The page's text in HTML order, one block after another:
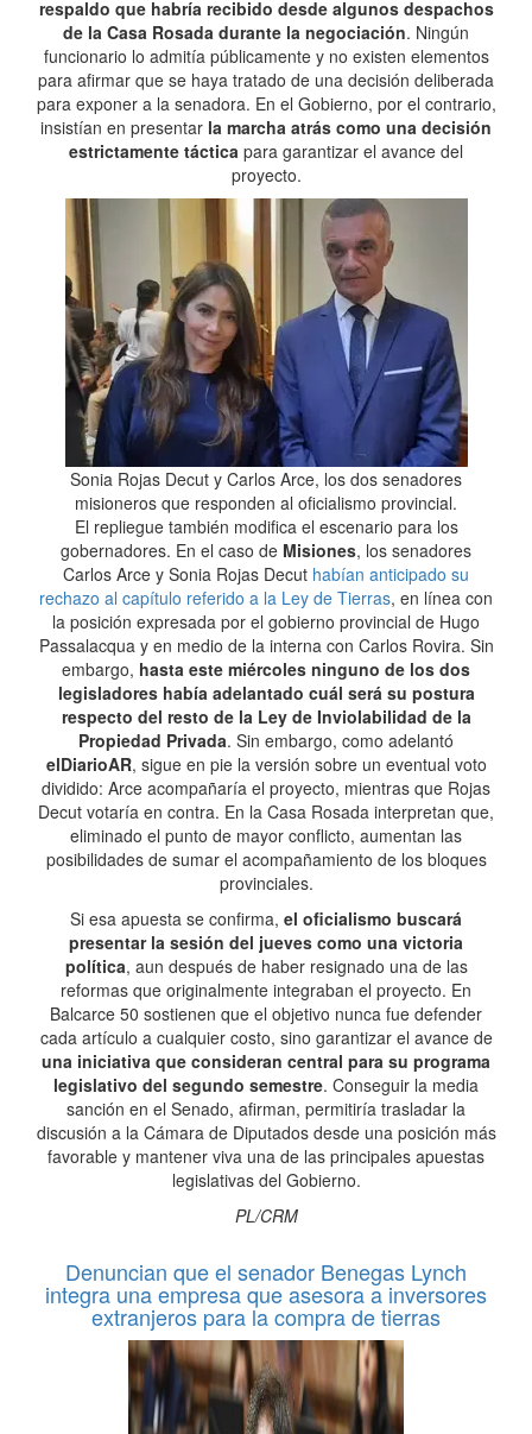
respaldo que habría recibido desde algunos despachos
de la Casa Rosada durante la negociación. Ningún
funcionario lo admitía públicamente y no existen elementos
para afirmar que se haya tratado de una decisión deliberada
para exponer a la senadora. En el Gobierno, por el contrario,
insistían en presentar la marcha atrás como una decisión
estrictamente táctica para garantizar el avance del
proyecto.
Sonia Rojas Decut y Carlos Arce, los dos senadores
misioneros que responden al oficialismo provincial.
El repliegue también modifica el escenario para los
gobernadores. En el caso de Misiones, los senadores
Carlos Arce y Sonia Rojas Decut habían anticipado su
rechazo al capítulo referido a la Ley de Tierras, en línea con
la posición expresada por el gobierno provincial de Hugo
Passalacqua y en medio de la interna con Carlos Rovira. Sin
embargo, hasta este miércoles ninguno de los dos
legisladores había adelantado cuál será su postura
respecto del resto de la Ley de Inviolabilidad de la
Propiedad Privada. Sin embargo, como adelantó
elDiarioAR, sigue en pie la versión sobre un eventual voto
dividido: Arce acompañaría el proyecto, mientras que Rojas
Decut votaría en contra. En la Casa Rosada interpretan que,
eliminado el punto de mayor conflicto, aumentan las
posibilidades de sumar el acompañamiento de los bloques
provinciales.
Si esa apuesta se confirma, el oficialismo buscará
presentar la sesión del jueves como una victoria
política, aun después de haber resignado una de las
reformas que originalmente integraban el proyecto. En
Balcarce 50 sostienen que el objetivo nunca fue defender
cada artículo a cualquier costo, sino garantizar el avance de
una iniciativa que consideran central para su programa
legislativo del segundo semestre. Conseguir la media
sanción en el Senado, afirman, permitiría trasladar la
discusión a la Cámara de Diputados desde una posición más
favorable y mantener viva una de las principales apuestas
legislativas del Gobierno.
PL/CRM
Denuncian que el senador Benegas Lynch
integra una empresa que asesora a inversores
extranjeros para la compra de tierras